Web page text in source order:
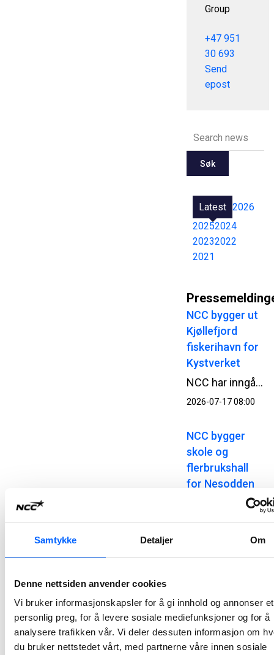
Samtykke Detaljer Om
Denne nettsiden anvender cookies
Vi bruker informasjonskapsler for å gi innhold og annonser et
personlig preg, for å levere sosiale mediefunksjoner og for å
analysere trafikken vår. Vi deler dessuten informasjon om
du bruker nettstedet vårt, med partnerne våre innen sosiale
Group
+47 951
30 693
Send
epost
Søk
Latest 2026
20252024
20232022
2021
NCC bygger ut
Kjøllefjord
fiskerihavn for
Kystverket
NCC har inngått kontrakt med Kystverket om utbygging av Kjøllefjord fiskerihavn i Lebesby kommune i Finnmark. Kontrakten har en verdi på 510 millioner norske kroner.
2026-07-17 08:00
NCC bygger
skole og
flerbrukshall
for Nesodden
NCC har signert en totalentreprisekontrakt med Nesodden kommune for bygging av Nesoddtangen skole og flerbrukshall. Avtalen har en verdi på om lag 345 millioner norske kroner.
2026-07-07 13:00
i Vestland
NCC og Vestland fylkeskommune har signert avtale for bygging av Atløysambandet. Ordreverdien er på om lag 1,5 milliarder norske kroner og er et av de største samferdselsprosjektene i regionen.
2026-07-07 10:00